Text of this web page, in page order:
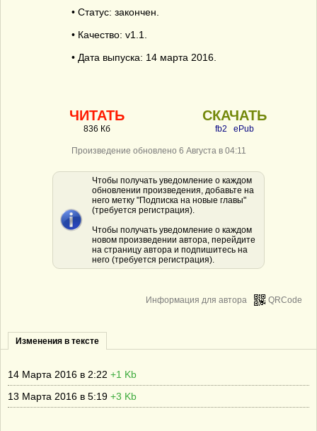
• Статус: закончен.
• Качество: v1.1.
• Дата выпуска: 14 марта 2016.
ЧИТАТЬ
836 Кб
СКАЧАТЬ
fb2 ePub
Произведение обновлено 6 Августа в 04:11
Чтобы получать уведомление о каждом
обновлении произведения, добавьте на
него метку "Подписка на новые главы"
(требуется регистрация).
Чтобы получать уведомление о каждом
новом произведении автора, перейдите
на страницу автора и подпишитесь на
него (требуется регистрация).
QRCode
Информация для автора
Изменения в тексте
14 Марта 2016 в 2:22 +1 Kb
13 Марта 2016 в 5:19 +3 Kb